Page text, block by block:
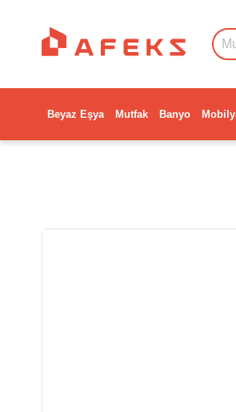
Beyaz Eşya Mutfak Banyo